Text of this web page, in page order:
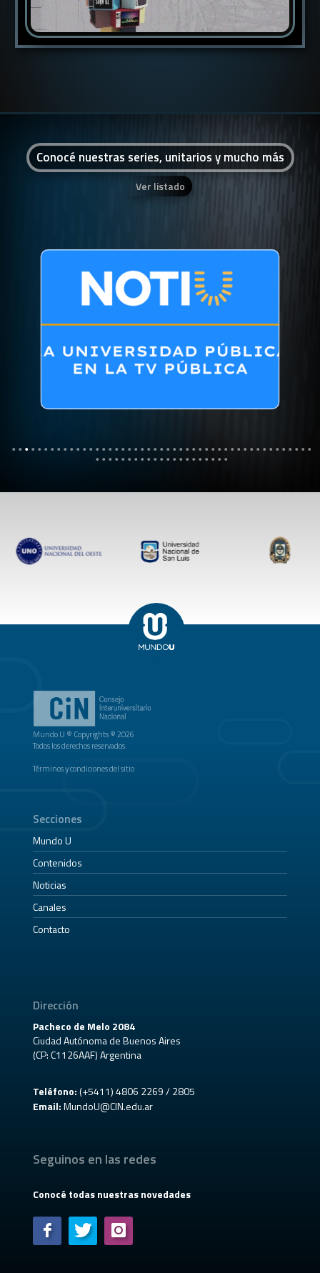
Conocé nuestras series, unitarios y mucho más
Ver listado
Mundo U ® Copyrights © 2026
Todos los derechos reservados.
Términos y condiciones del sitio
Secciones
Mundo U
Contenidos
Noticias
Canales
Contacto
Dirección
Pacheco de Melo 2084
Ciudad Autónoma de Buenos Aires
(CP: C1126AAF) Argentina
Teléfono:(+5411) 4806 2269 / 2805
Email: MundoU@CIN.edu.ar
Seguinos en las redes
Conocé todas nuestras novedades